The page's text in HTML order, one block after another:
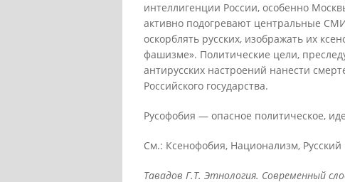
интеллигенции России, особенно
активно подогревают центральные
оскорблять русских, изображать их
фашизме». Политические цели,
антирусских настроений нанести
Российского государства.
Русофобия — опасное политическое,
См.: Ксенофобия, Национализм,
Тавадов Г.Т. Этнология. Современный